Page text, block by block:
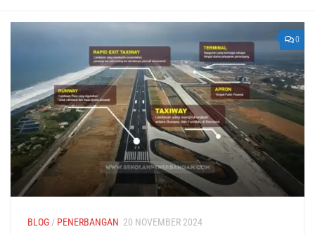
0
BLOG / PENERBANGAN 20 NOVEMBER 2024